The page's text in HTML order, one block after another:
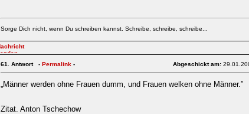
Sorge Dich nicht, wenn Du schreiben kannst. Schreibe, schreibe, schreibe...
61. Antwort - Permalink - Abgeschickt am:
„Männer werden ohne Frauen dumm, und Frauen welken ohne Männer.”
Zitat. Anton Tschechow